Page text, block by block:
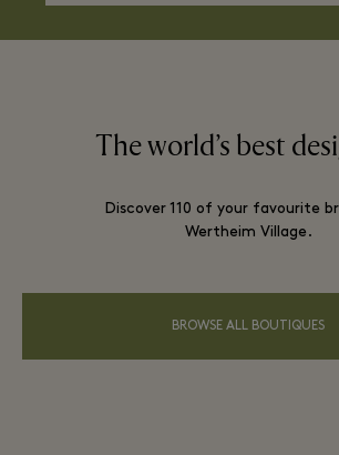
The world’s best
Discover 110 of your favourite
Wertheim Village.
BROWSE ALL BOUTIQUES